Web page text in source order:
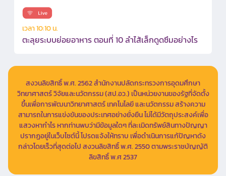
เวลา 10:10 น.
ตะลุยระบบย่อยอาหาร ตอนที่ 10 ลำไส้เล็กดูดซึมอย่างไร
สงวนลิขสิทธิ์ พ.ศ. 2562 สำนักงานปลัดกระทรวงการอุดมศึกษา
วิทยาศาสตร์ วิจัยและนวัตกรรม (สป.อว.) เป็นหน่วยงานของรัฐที่จัดตั้ง
ขึ้นเพื่อการพัฒนาวิทยาศาสตร์ เทคโนโลยี และนวัตกรรม สร้างความ
สามารถในการแข่งขันของประเทศอย่างยั่งยืน ไม่ได้มีวัตถุประสงค์เพื่อ
แสวงหากำไร หากท่านพบว่ามีข้อมูลใดๆ ที่ละเมิดทรัพย์สินทางปัญญา
ปรากฏอยู่ในเว็บไซต์นี้ โปรดแจ้งให้ทราบ เพื่อดำเนินการแก้ปัญหาดัง
กล่าวโดยเร็วที่สุดต่อไป สงวนลิขสิทธิ์ พ.ศ. 2550 ตามพระราชบัญญัติ
ลิขสิทธิ์ พ.ศ 2537